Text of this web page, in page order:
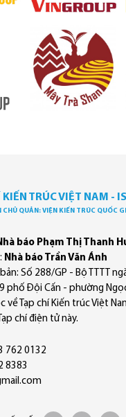
KIẾN TRÚC VIỆT NAM -
CHỦ QUẢN: VIỆN KIẾN TRÚC QUỐC
báo Phạm Thị Thanh
Nhà báo Trần Văn Ánh
Số 288/GP - Bộ TTTT
phố Đội Cấn - phường
về Tạp chí Kiến trúc Việt
chí điện tử này.
762 0132
8383